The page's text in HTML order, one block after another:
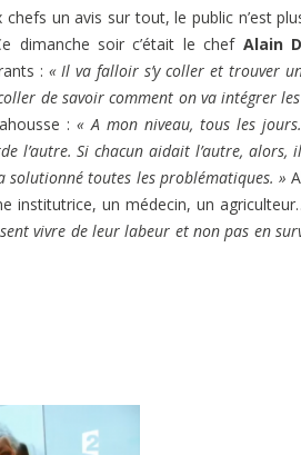
un avis sur tout, le public n’est
dimanche soir c’était le chef Alain
: « Il va falloir s’y coller et trouver
de savoir comment on va intégrer
: « A mon niveau, tous les
l’autre. Si chacun aidait l’autre, alors,
solutionné toutes les problématiques. »
institutrice, un médecin, un
vivre de leur labeur et non pas en